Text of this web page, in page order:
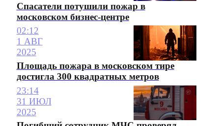
Спасатели потушили пожар в
московском бизнес-центре
02:12
1 АВГ
2025
Площадь пожара в московском тире
достигла 300 квадратных метров
23:14
31 ИЮЛ
2025